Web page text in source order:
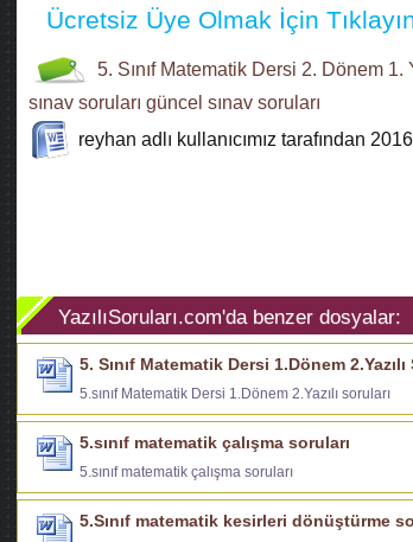
Ücretsiz Üye Olmak İçin
5. Sınıf Matematik Dersi 2. Dönem 1.
sınav soruları güncel sınav soruları
reyhan adlı kullanıcımız tarafından
YazılıSoruları.com'da benzer dosyalar:
5. Sınıf Matematik Dersi 1.Dönem 2.Yazılı
5.sınıf Matematik Dersi 1.Dönem 2.Yazılı soruları
5.sınıf matematik çalışma soruları
5.sınıf matematik çalışma soruları
5.Sınıf matematik kesirleri dönüştürme